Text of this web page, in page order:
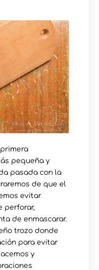
pequeña y
pasada con la
de que el
evitar
perforar,
de enmascarar.
trozo donde
para evitar
y